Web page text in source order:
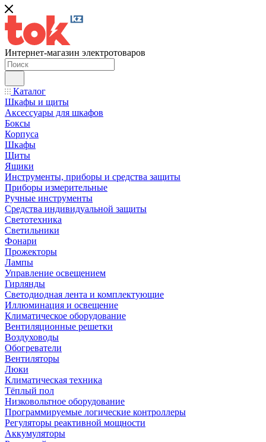
Интернет-магазин электротоваров
Каталог
Шкафы и щиты
Аксессуары для шкафов
Боксы
Корпуса
Шкафы
Щиты
Ящики
Инструменты, приборы и средства защиты
Приборы измерительные
Ручные инструменты
Средства индивидуальной защиты
Светотехника
Светильники
Фонари
Прожекторы
Лампы
Управление освещением
Гирлянды
Светодиодная лента и комплектующие
Иллюминация и освещение
Климатическое оборудование
Вентиляционные решетки
Воздуховоды
Обогреватели
Вентиляторы
Люки
Климатическая техника
Тёплый пол
Низковольтное оборудование
Программируемые логические контроллеры
Регуляторы реактивной мощности
Аккумуляторы